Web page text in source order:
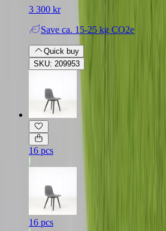
3 300 kr
Save ca. 15-25 kg CO2e
Quick buy
SKU: 209953
16 pcs
16 pcs